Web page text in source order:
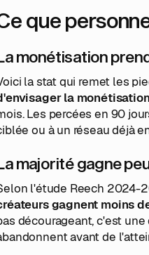
que
monétisation
la stat qui remet les
la
Les percées en 90
ou à un réseau déjà
majorité gagne
l'étude Reech 2024-
gagnent moins
décourageant, c'est
avant de